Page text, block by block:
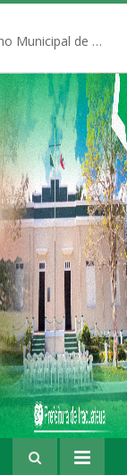
Políticas Municipais aprovadas pelo Conselho Municipal de Educação (CME)